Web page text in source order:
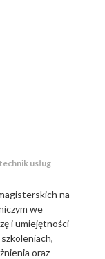
usług
na
we
i umiejętności
oraz